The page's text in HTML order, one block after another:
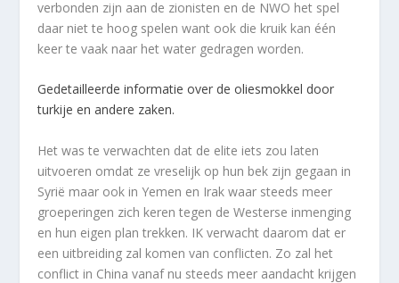
verbonden zijn aan de zionisten en de NWO het spel
daar niet te hoog spelen want ook die kruik kan één
keer te vaak naar het water gedragen worden.
Gedetailleerde informatie over de oliesmokkel door
turkije en andere zaken.
Het was te verwachten dat de elite iets zou laten
uitvoeren omdat ze vreselijk op hun bek zijn gegaan in
Syrië maar ook in Yemen en Irak waar steeds meer
groeperingen zich keren tegen de Westerse inmenging
en hun eigen plan trekken. IK verwacht daarom dat er
een uitbreiding zal komen van conflicten. Zo zal het
conflict in China vanaf nu steeds meer aandacht krijgen